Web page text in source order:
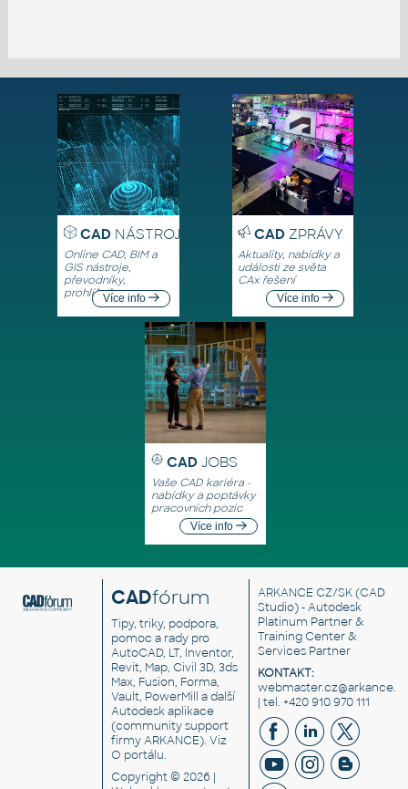
CADNÁSTROJE
Online CAD, BIM a
GIS nástroje,
převodníky,
prohlížečeVíce info
CADZPRÁVY
Aktuality, nabídky a
události ze světa
CAx řešení
Více info
CAD JOBS
Vaše CAD kariéra -
nabídky a poptávky
pracovních pozic
Více info
CADfórum
Tipy, triky, podpora,
pomoc a rady pro
AutoCAD, LT, Inventor,
Revit, Map, Civil 3D, 3ds
Max, Fusion, Forma,
Vault, PowerMill a další
Autodesk aplikace
(community support
firmy ARKANCE). Viz
O portálu.
Copyright © 2026 |
ARKANCE CZ/SK(CAD
Studio) - Autodesk
Platinum Partner &
Training Center &
Services Partner
KONTAKT:
| tel. +420 910 970 111